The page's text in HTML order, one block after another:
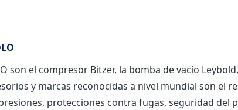
el compresor Bitzer, la bomba de vacío
y marcas reconocidas a nivel mundial son el
protecciones contra fugas, seguridad del